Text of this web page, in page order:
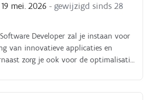
mei. 2026 - gewijzigd sinds 28
Developer zal je instaan voor
van innovatieve applicaties en
zorg je ook voor de optimalisatie